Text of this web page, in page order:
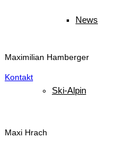
News
Ski-Alpin
Maximilian Hamberger
Kontakt
Maxi Hrach